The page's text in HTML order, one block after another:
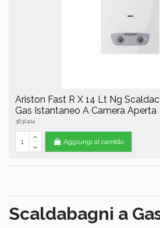
Ariston Fast R X 14 Lt Ng
Gas Istantaneo A Camera Aperta
3632414
Aggiungi al carrello
Scaldabagni a